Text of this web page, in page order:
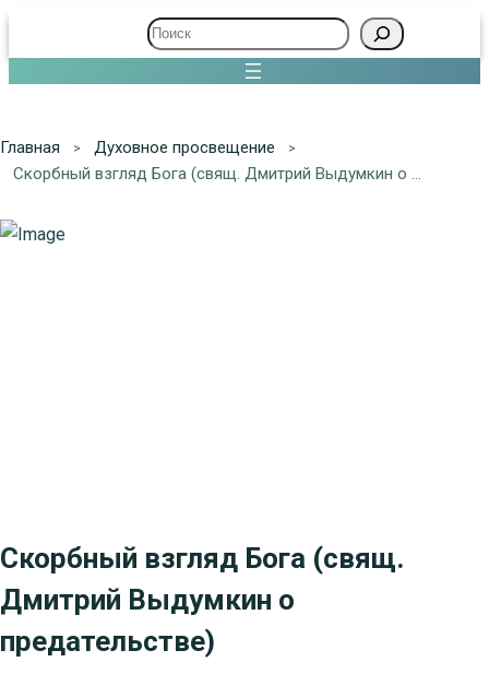
Поиск
Главная
Духовное просвещение
Скорбный взгляд Бога (свящ. Дмитрий Выдумкин о предательстве)
Скорбный взгляд Бога (свящ.
Дмитрий Выдумкин о
предательстве)